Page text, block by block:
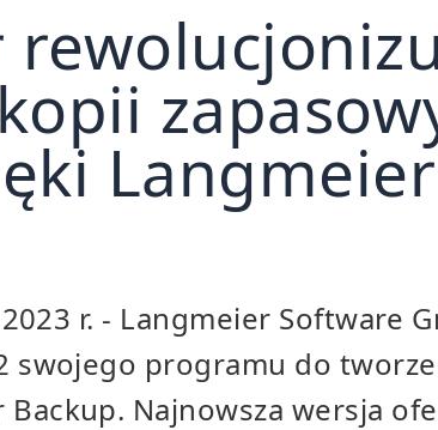
r. - Langmeier Software
swojego programu do
Najnowsza wersja